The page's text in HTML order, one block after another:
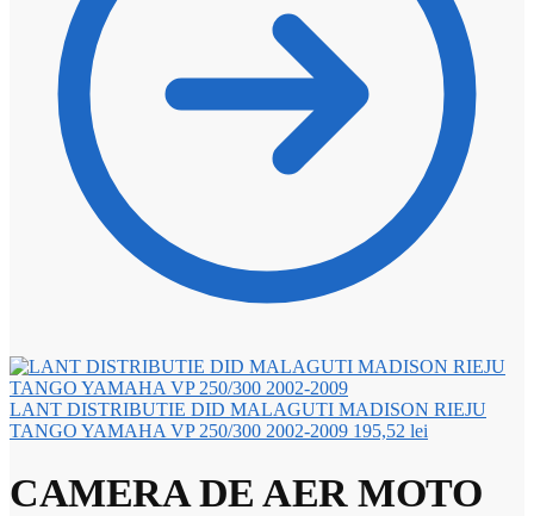
LANT DISTRIBUTIE DID MALAGUTI MADISON RIEJU
TANGO YAMAHA VP 250/300 2002-2009 195,52 lei
CAMERA DE AER MOTO